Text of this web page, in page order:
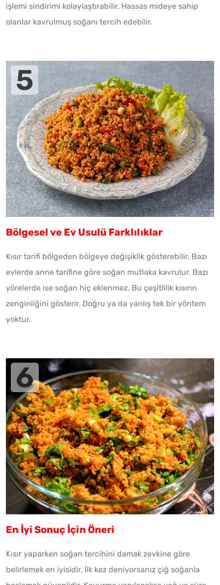
işlemi sindirimi kolaylaştırabilir. Hassas mideye sahip
olanlar kavrulmuş soğanı tercih edebilir.
Bölgesel ve Ev Usulü Farklılıklar
Kısır tarifi bölgeden bölgeye değişiklik gösterebilir. Bazı
evlerde anne tarifine göre soğan mutlaka kavrulur. Bazı
yörelerde ise soğan hiç eklenmez. Bu çeşitlilik kısırın
zenginliğini gösterir. Doğru ya da yanlış tek bir yöntem
yoktur.
En İyi Sonuç İçin Öneri
Kısır yaparken soğan tercihini damak zevkine göre
belirlemek en iyisidir. İlk kez deniyorsanız çiğ soğanla